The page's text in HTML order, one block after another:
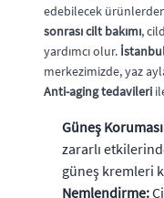
edebilecek
sonrası cilt bakımı,
yardımcı olur.
merkezimizde, yaz
Anti-aging tedavileri
Güneş
zararlı
güneş kremleri
Nemlendirme: